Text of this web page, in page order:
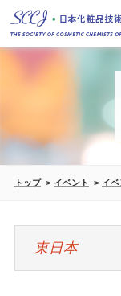
トップ イベント イ